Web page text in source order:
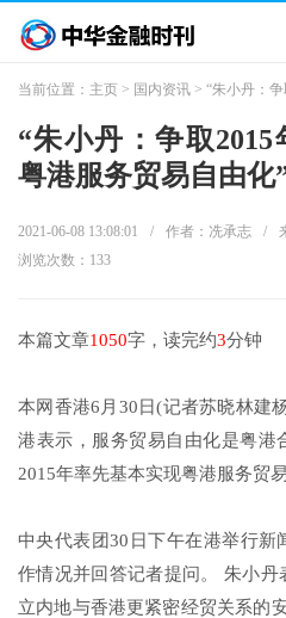
当前位置： 主页 > 国内资讯 > “朱小丹：争取
“朱小丹：争取
粤港服务贸易自由化
2021-06-08 13:08:01 / 作者：冼承志 /
浏览次数： 133
本篇文章1050字，读完约3分钟
本网香港6月30日(记者苏晓林建
港表示，服务贸易自由化是粤港
2015年率先基本实现粤港服务贸易
中央代表团30日下午在港举行新
作情况并回答记者提问。 朱小
立内地与香港更紧密经贸关系的